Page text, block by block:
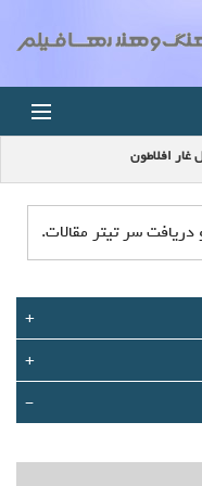
غار افلاطون
دریافت سر تیتر مقالات.
+
+
-